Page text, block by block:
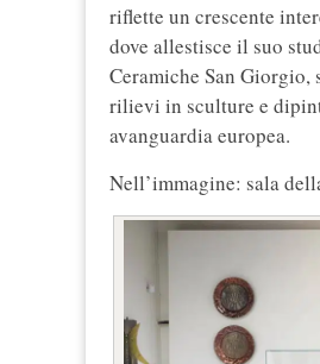
riflette un crescente
dove allestisce il suo
Ceramiche San
rilievi in sculture e
avanguardia europea.
Nell’immagine: sala